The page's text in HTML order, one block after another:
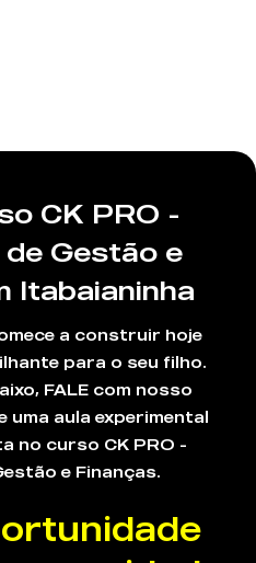
CK PRO -
Gestão e
Itabaianinha
a construir hoje
para o seu filho.
FALE com nosso
uma aula experimental
no curso CK PRO -
e Finanças.